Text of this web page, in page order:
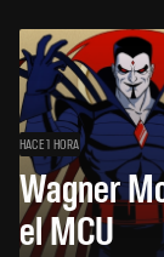
HACE 1 HORA
Wagner
el MCU